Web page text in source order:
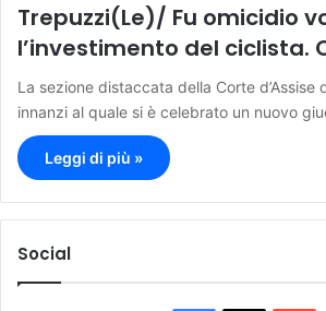
Trepuzzi(Le)/ Fu omicidio
l’investimento del ciclista.
La sezione distaccata della Corte d’Assise
innanzi al quale si è celebrato un nuovo
Leggi di più »
Social